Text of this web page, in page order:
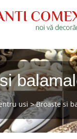
usi >Broaste si